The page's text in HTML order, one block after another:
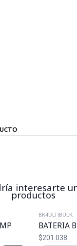
interesarte
productos
BK4DLT|BULK
BATERIA
$201.038